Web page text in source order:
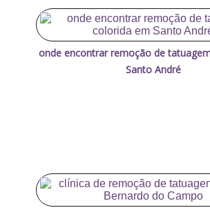
onde encontrar remoção de
Santo André